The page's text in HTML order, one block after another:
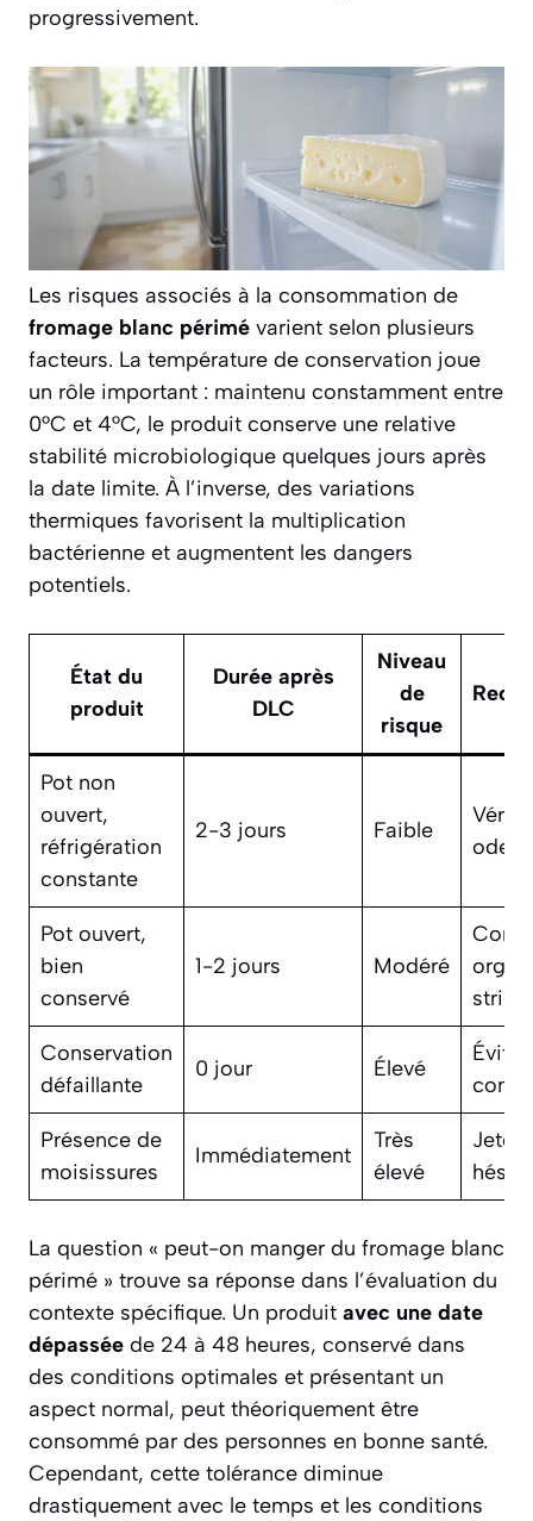
progressivement.
Les risques associés à la consommation de
fromage blanc périmé varient selon plusieurs
facteurs. La température de conservation joue
un rôle important : maintenu constamment entre
0°C et 4°C, le produit conserve une relative
stabilité microbiologique quelques jours après
la date limite. À l’inverse, des variations
thermiques favorisent la multiplication
bactérienne et augmentent les dangers
potentiels.
État du
produit
Durée après
DLC
Niveau
de
risque
Pot non
ouvert,
réfrigération
constante
2-3 jours Faible
odeur
Pot ouvert,
bien
conservé
1-2 jours Modéré
strict
Conservation
défaillante
0 jour Élevé
Éviter
Présence de
moisissures
Immédiatement
Très
élevé
Jeter
La question « peut-on manger du fromage blanc
périmé » trouve sa réponse dans l’évaluation du
contexte spécifique. Un produit avec une date
dépassée de 24 à 48 heures, conservé dans
des conditions optimales et présentant un
aspect normal, peut théoriquement être
consommé par des personnes en bonne santé.
Cependant, cette tolérance diminue
drastiquement avec le temps et les conditions